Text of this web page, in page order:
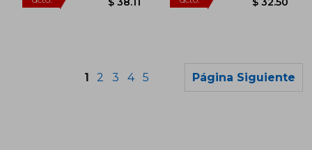
1 2 3 4 5 Página Siguiente